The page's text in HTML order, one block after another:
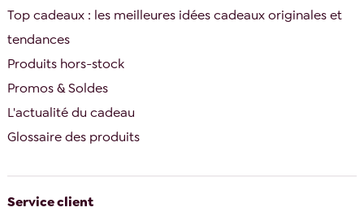
Top cadeaux : les meilleures idées cadeaux originales et
tendances
Produits hors-stock
Promos & Soldes
L'actualité du cadeau
Glossaire des produits
Service client